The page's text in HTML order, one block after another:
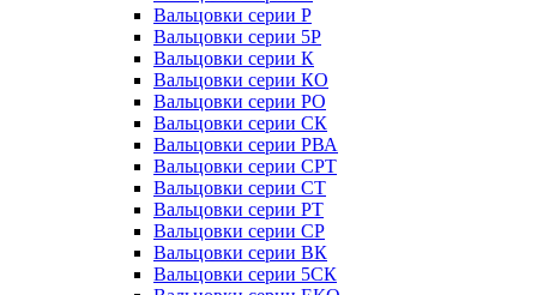
Вальцовки серии Р
Вальцовки серии 5Р
Вальцовки серии К
Вальцовки серии КО
Вальцовки серии РО
Вальцовки серии СК
Вальцовки серии РВА
Вальцовки серии СРТ
Вальцовки серии СТ
Вальцовки серии РТ
Вальцовки серии СР
Вальцовки серии ВК
Вальцовки серии 5СК